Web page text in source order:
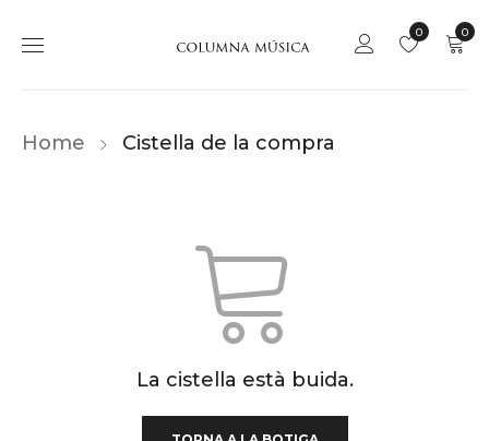
0
0
Home Cistella de la compra
La cistella està buida.